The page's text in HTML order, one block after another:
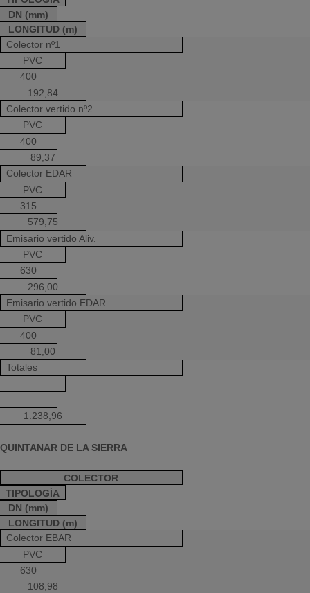
DN (mm)
LONGITUD (m)
Colector nº1
PVC
400
192,84
Colector vertido nº2
PVC
400
89,37
Colector EDAR
PVC
315
579,75
Emisario vertido Aliv.
PVC
630
296,00
Emisario vertido EDAR
PVC
400
81,00
Totales
1.238,96
QUINTANAR DE LA SIERRA
COLECTOR
TIPOLOGÍA
DN (mm)
LONGITUD (m)
Colector EBAR
PVC
630
108,98